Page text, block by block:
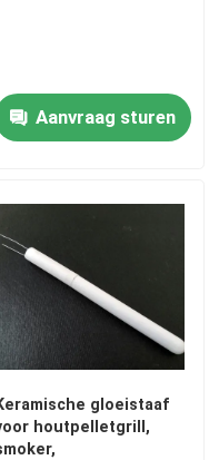
Aanvraag sturen
gloeistaaf
houtpelletgrill,